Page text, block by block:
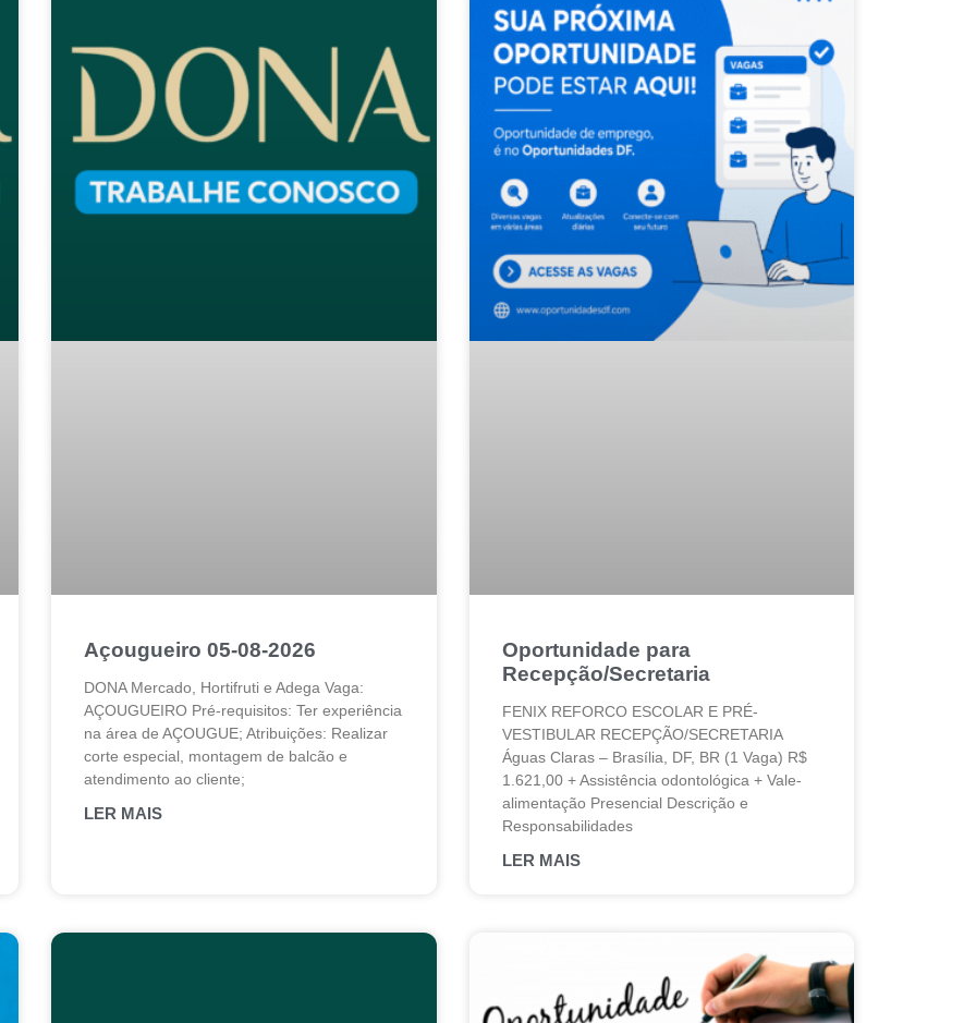
Açougueiro 05-08-2026
DONA Mercado, Hortifruti e Adega Vaga:
AÇOUGUEIRO Pré-requisitos: Ter experiência
na área de AÇOUGUE; Atribuições: Realizar
corte especial, montagem de balcão e
atendimento ao cliente;
LER MAIS
Oportunidade para
Recepção/Secretaria
FENIX REFORCO ESCOLAR E PRÉ-
VESTIBULAR RECEPÇÃO/SECRETARIA
Águas Claras – Brasília, DF, BR (1 Vaga) R$
1.621,00 + Assistência odontológica + Vale-
alimentação Presencial Descrição e
Responsabilidades
LER MAIS